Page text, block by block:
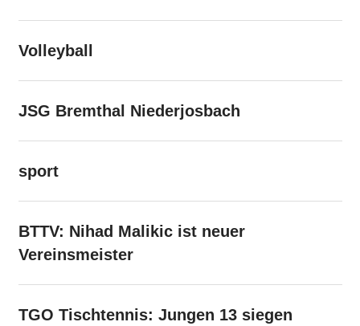
Volleyball
JSG Bremthal Niederjosbach
sport
BTTV: Nihad Malikic ist neuer
Vereinsmeister
TGO Tischtennis: Jungen 13 siegen